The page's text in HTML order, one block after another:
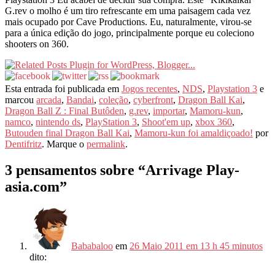
G.rev o molho é um tiro refrescante em uma paisagem cada vez
mais ocupado por Cave Productions. Eu, naturalmente, virou-se
para a única edição do jogo, principalmente porque eu coleciono
shooters on 360.
Esta entrada foi publicada em Jogos recentes, NDS, Playstation 3 e
marcou arcada, Bandai, coleção, cyberfront, Dragon Ball Kai,
Dragon Ball Z : Final Butôden, g.rev, importar, Mamoru-kun,
namco, nintendo ds, PlayStation 3, Shoot'em up, xbox 360,
Butouden final Dragon Ball Kai, Mamoru-kun foi amaldiçoado! por
Dentifritz. Marque o permalink.
3 pensamentos sobre “Arrivage Play-
asia.com”
Bababaloo em 26 Maio 2011 em 13 h 45 minutos
dito: